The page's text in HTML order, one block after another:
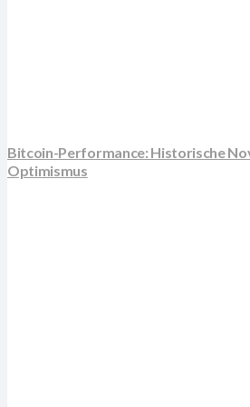
Bitcoin-Performance: Historische
Optimismus